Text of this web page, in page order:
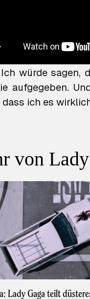
sie hinzu:
würde sagen,
aufgegeben.
dass ich es
von
Lady Gaga teilt